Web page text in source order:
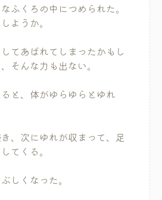
ふくろの中につめられた。
ようか。
てあばれてしまったかもし
そんな力も出ない。
と、体がゆらゆらとゆれ
、次にゆれが収まって、足
てくる。
しくなった。